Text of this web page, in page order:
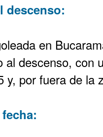
descenso:
en
al descenso, con
y, por fuera de la